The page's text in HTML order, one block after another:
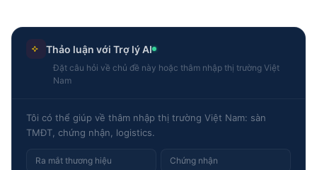
Thảo luận với Trợ lý AI
Đặt câu hỏi về chủ đề này hoặc thâm nhập thị trường Việt
Nam
Tôi có thể giúp về thâm nhập thị trường Việt Nam: sàn
TMĐT, chứng nhận, logistics.
Ra mắt thương hiệu Chứng nhận